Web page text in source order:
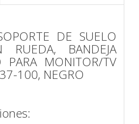
DE SUELO
RUEDA, BANDEJA
PARA MONITOR/TV
100, NEGRO